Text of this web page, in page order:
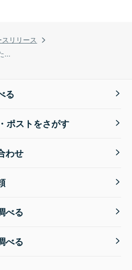
スリリース
...
る
ポストをさがす
わせ
べる
べる